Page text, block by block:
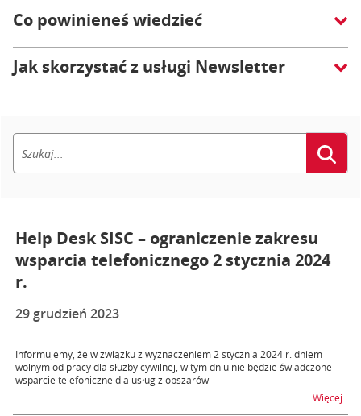
Co powinieneś wiedzieć
Jak skorzystać z usługi Newsletter
Help Desk SISC – ograniczenie zakresu
wsparcia telefonicznego 2 stycznia 2024
r.
29 grudzień 2023
Informujemy, że w związku z wyznaczeniem 2 stycznia 2024 r. dniem
wolnym od pracy dla służby cywilnej, w tym dniu nie będzie świadczone
wsparcie telefoniczne dla usług z obszarów
Więcej